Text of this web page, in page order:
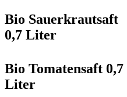
Bio Sauerkrautsaft
0,7 Liter
Bio Tomatensaft 0,7
Liter